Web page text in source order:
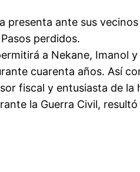
presenta ante sus
perdidos.
a Nekane, Imanol
cuarenta años. Así
fiscal y entusiasta de la
la Guerra Civil,